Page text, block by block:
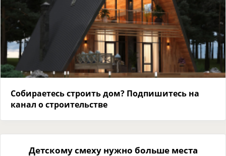
Собираетесь строить дом? Подпишитесь на
канал о строительстве
Детскому смеху нужно больше места